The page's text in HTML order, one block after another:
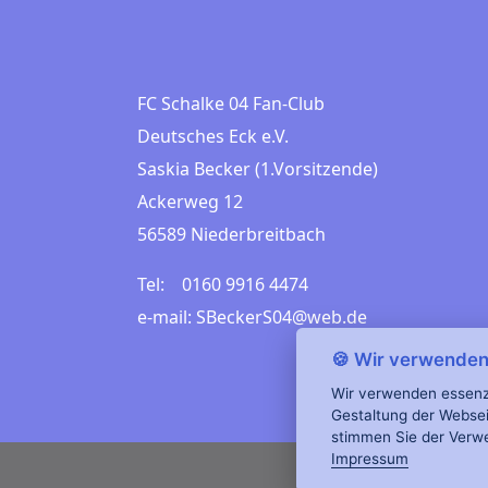
FC Schalke 04 Fan-Club
Deutsches Eck e.V.
Saskia Becker (1.Vorsitzende)
Ackerweg 12
56589 Niederbreitbach
Tel: 0160 9916 4474
e-mail: SBeckerS04@web.de
🍪 Wir
Wir verwenden
Gestaltung der
stimmen Sie der
Impressum